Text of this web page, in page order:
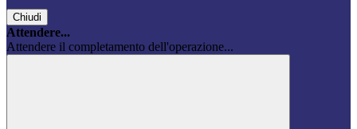
Chiudi
Attendere...
Attendere il completamento dell'operazione...